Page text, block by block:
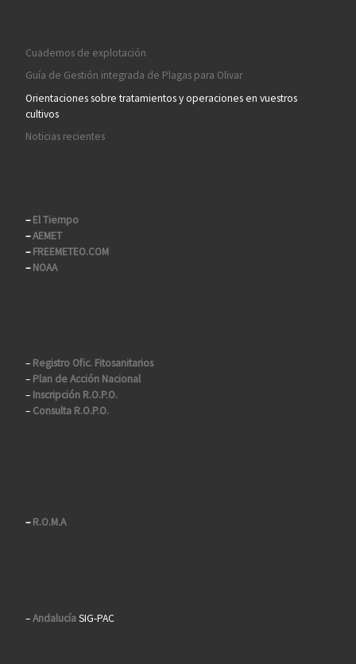
Cuadernos de explotación
Guía de Gestión integrada de Plagas para Olivar
Orientaciones sobre tratamientos y operaciones en vuestros
cultivos
Noticias recientes
–El Tiempo
–AEMET
–FREEMETEO.COM
–NOAA
– Registro Ofic. Fitosanitarios
– Plan de Acción Nacional
– Inscripción R.O.P.O.
– Consulta R.O.P.O.
–R.O.M.A
–AndalucíaSIG-PAC